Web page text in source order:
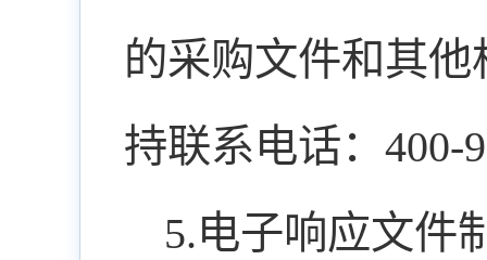
的采购文件和其
持联系电话：400-
5.电子响应文件